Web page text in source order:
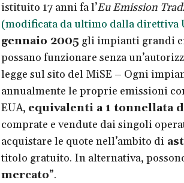
istituito 17 anni fa l’Eu Emission
(modificata da ultimo dalla direttiva
gennaio 2005 gli impianti grandi
possano funzionare senza
legge sul sito del MiSE – Ogni
annualmente le proprie emissioni
EUA, equivalenti a 1 tonnellata
comprate e vendute dai singoli
acquistare le quote nell’ambito di
titolo gratuito. In alternativa,
mercato”.